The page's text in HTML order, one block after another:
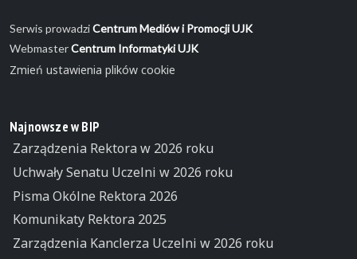
Serwis prowadziCentrum Mediów i Promocji UJK
WebmasterCentrum Informatyki UJK
Zmień ustawienia plików cookie
Najnowsze w BIP
Zarządzenia Rektora w 2026 roku
Uchwały Senatu Uczelni w 2026 roku
Pisma Okólne Rektora 2026
Komunikaty Rektora 2025
Zarządzenia Kanclerza Uczelni w 2026 roku